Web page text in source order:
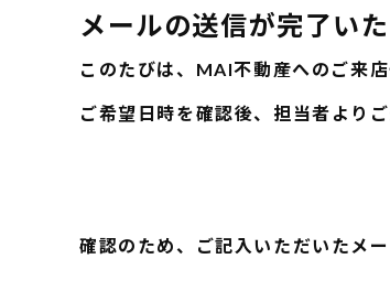
メールの送信が完了いた
このたびは、MAI不動産へのご来
ご希望日時を確認後、担当者より
確認のため、ご記入いただいたメ